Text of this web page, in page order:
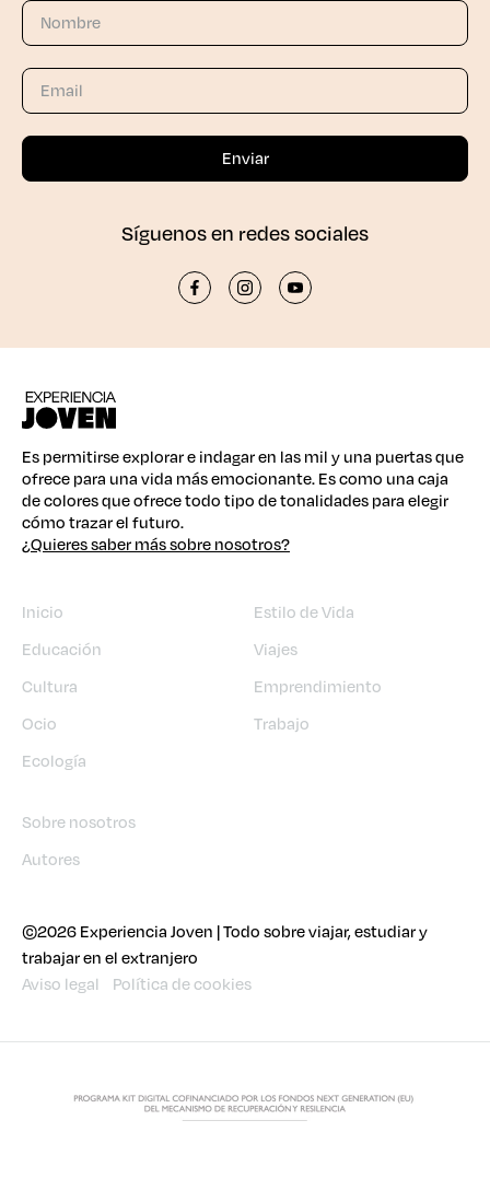
Síguenos en redes sociales
Es permitirse explorar e indagar en las mil y una puertas que
ofrece para una vida más emocionante. Es como una caja
de colores que ofrece todo tipo de tonalidades para elegir
cómo trazar el futuro.
¿Quieres saber más sobre nosotros?
Inicio
Educación
Cultura
Ocio
Ecología
Estilo de Vida
Viajes
Emprendimiento
Trabajo
Sobre nosotros
Autores
©2026 Experiencia Joven | Todo sobre viajar, estudiar y
trabajar en el extranjero
Aviso legal
Política de cookies